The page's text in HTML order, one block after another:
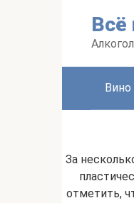
Всё
Вино
За
отметить,